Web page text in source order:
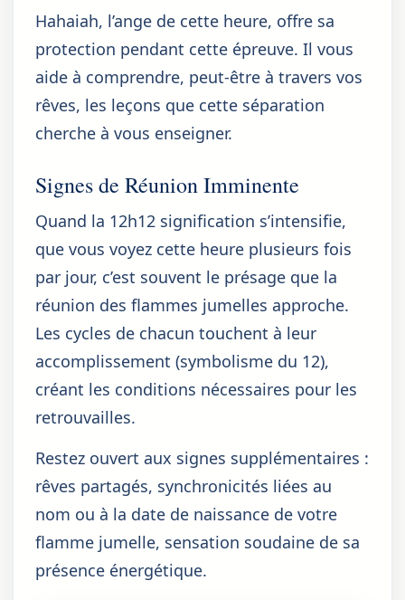
Hahaiah, l’ange de cette heure, offre sa
protection pendant cette épreuve. Il vous
aide à comprendre, peut-être à travers vos
rêves, les leçons que cette séparation
cherche à vous enseigner.
Signes de Réunion Imminente
Quand la 12h12 signification s’intensifie,
que vous voyez cette heure plusieurs fois
par jour, c’est souvent le présage que la
réunion des flammes jumelles approche.
Les cycles de chacun touchent à leur
accomplissement (symbolisme du 12),
créant les conditions nécessaires pour les
retrouvailles.
Restez ouvert aux signes supplémentaires :
rêves partagés, synchronicités liées au
nom ou à la date de naissance de votre
flamme jumelle, sensation soudaine de sa
présence énergétique.